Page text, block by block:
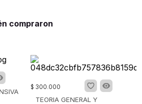
compraron
$ 300.000
TEORIA GENERAL Y